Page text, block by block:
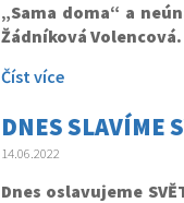
„Sama doma“ a
Žádníková Volencová.
Číst více
DNES SLAVÍME
14.06.2022
Dnes oslavujeme